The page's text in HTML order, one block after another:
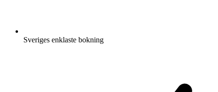
Sveriges enklaste bokning